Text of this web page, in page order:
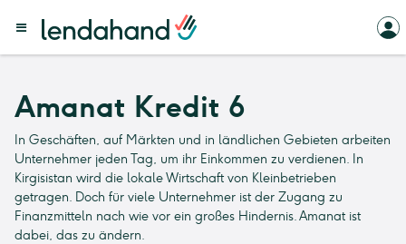
Amanat Kredit 6
In Geschäften, auf Märkten und in ländlichen Gebieten arbeiten
Unternehmer jeden Tag, um ihr Einkommen zu verdienen. In
Kirgisistan wird die lokale Wirtschaft von Kleinbetrieben
getragen. Doch für viele Unternehmer ist der Zugang zu
Finanzmitteln nach wie vor ein großes Hindernis. Amanat ist
dabei, das zu ändern.